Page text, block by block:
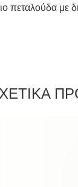
πεταλούδα με